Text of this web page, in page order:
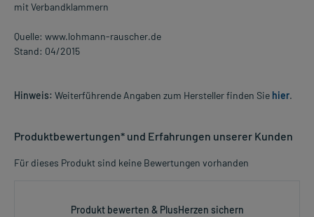
mit Verbandklammern
Quelle: www.lohmann-rauscher.de
Stand: 04/2015
Hinweis: Weiterführende Angaben zum Hersteller finden Sie hier.
Produktbewertungen* und Erfahrungen unserer Kunden
Für dieses Produkt sind keine Bewertungen vorhanden
Produkt bewerten & PlusHerzen sichern